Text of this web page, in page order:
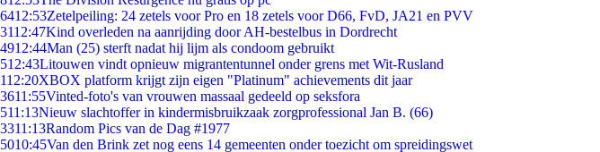
6412:53Zetelpeiling: 24 zetels voor Pro en 18 zetels voor D66, FvD, JA21 en PVV
3112:47Kind overleden na aanrijding door AH-bestelbus in Dordrecht
4912:44Man (25) sterft nadat hij lijm als condoom gebruikt
512:43Litouwen vindt opnieuw migrantentunnel onder grens met Wit-Rusland
112:20XBOX platform krijgt zijn eigen "Platinum" achievements dit jaar
3611:55Vinted-foto's van vrouwen massaal gedeeld op seksfora
511:13Nieuw slachtoffer in kindermisbruikzaak zorgprofessional Jan B. (66)
3311:13Random Pics van de Dag #1977
5010:45Van den Brink zet nog eens 14 gemeenten onder toezicht om spreidingswet